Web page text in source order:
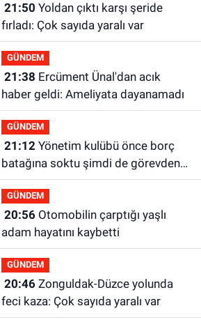
21:50
fırladı: Çok sayıda yaralı var
GÜNDEM
21:38
haber geldi: Ameliyata dayanamadı
GÜNDEM
21:12Yönetim kulübü önce borç
batağına soktu şimdi de görevden
kaçtığını resmen açıkladı
GÜNDEM
20:56Otomobilin çarptığı yaşlı
adam hayatını kaybetti
GÜNDEM
20:46Zonguldak-Düzce yolunda
feci kaza: Çok sayıda yaralı var